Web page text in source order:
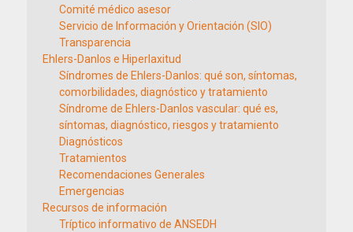
Comité médico asesor
Servicio de Información y Orientación (SIO)
Transparencia
Ehlers-Danlos e Hiperlaxitud
Síndromes de Ehlers-Danlos: qué son, síntomas,
comorbilidades, diagnóstico y tratamiento
Síndrome de Ehlers-Danlos vascular: qué es,
síntomas, diagnóstico, riesgos y tratamiento
Diagnósticos
Tratamientos
Recomendaciones Generales
Emergencias
Recursos de información
Tríptico informativo de ANSEDH